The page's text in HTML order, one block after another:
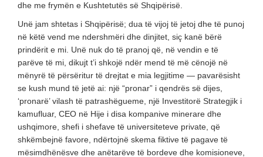
dhe me frymën e Kushtetutës së Shqipërisë.
Unë jam shtetas i Shqipërisë; dua të vijoj të jetoj dhe të punoj
në këtë vend me ndershmëri dhe dinjitet, siç kanë bërë
prindërit e mi. Unë nuk do të pranoj që, në vendin e të
parëve të mi, dikujt t’i shkojë ndër mend të më cënojë në
mënyrë të përsëritur të drejtat e mia legjitime — pavarësisht
se kush mund të jetë ai: një “pronar” i qendrës së dijes,
‘pronarë’ vilash të patrashëgueme, një Investitorë Strategjik i
kamufluar, CEO në Hije i disa kompanive minerare dhe
ushqimore, shefi i shefave të universiteteve private, që
shkëmbejnë favore, ndërtojnë skema fiktive të pagave të
mësimdhënësve dhe anëtarëve të bordeve dhe komisioneve,